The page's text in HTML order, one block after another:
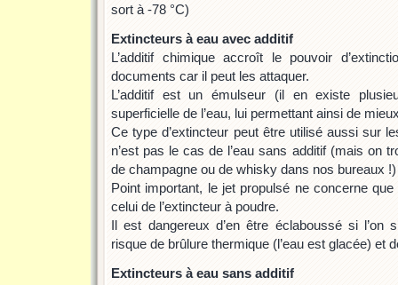
sort à -78 °C)
Extincteurs à eau avec additif
L’additif chimique accroît le pouvoir
documents car il peut les attaquer.
L’additif est un émulseur (il en existe
superficielle de l’eau, lui permettant ainsi de
Ce type d’extincteur peut être utilisé aussi sur
n’est pas le cas de l’eau sans additif (mais on
de champagne ou de whisky dans nos bureaux !)
Point important, le jet propulsé ne concerne
celui de l’extincteur à poudre.
Il est dangereux d’en être éclaboussé si l’on
risque de brûlure thermique (l’eau est glacée) et
Extincteurs à eau sans additif